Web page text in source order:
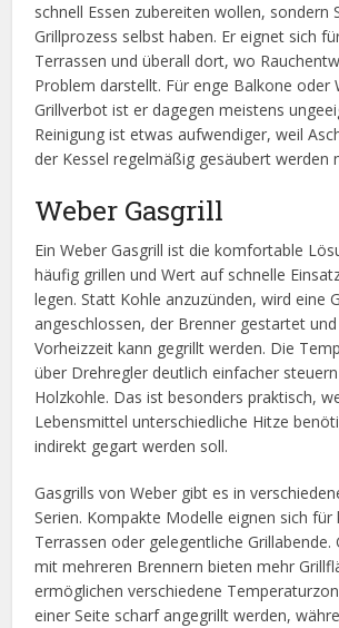
schnell Essen zubereiten wollen, sondern
Grillprozess selbst haben. Er eignet sich
Terrassen und überall dort, wo
Problem darstellt. Für enge Balkone oder
Grillverbot ist er dagegen meistens
Reinigung ist etwas aufwendiger, weil
der Kessel regelmäßig gesäubert werden
Weber Gasgrill
Ein Weber Gasgrill ist die komfortable
häufig grillen und Wert auf schnelle
legen. Statt Kohle anzuzünden, wird eine
angeschlossen, der Brenner gestartet
Vorheizzeit kann gegrillt werden. Die
über Drehregler deutlich einfacher
Holzkohle. Das ist besonders praktisch,
Lebensmittel unterschiedliche Hitze
indirekt gegart werden soll.
Gasgrills von Weber gibt es in
Serien. Kompakte Modelle eignen sich für
Terrassen oder gelegentliche
mit mehreren Brennern bieten mehr
ermöglichen verschiedene
einer Seite scharf angegrillt werden,